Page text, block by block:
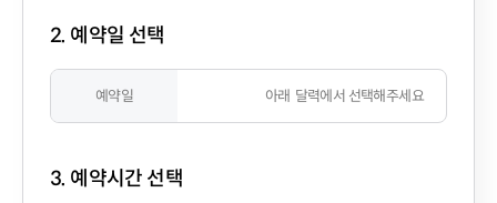
2. 예약일 선택
예약일 아래 달력에서 선택해주세요
3. 예약시간 선택